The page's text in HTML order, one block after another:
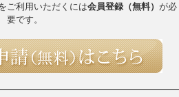
ご利用いただくには会員登録（無料） が必
要です。